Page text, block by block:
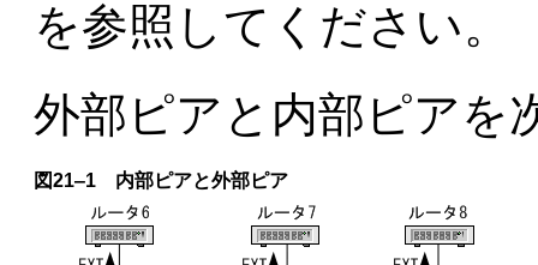
を参照してください。
外部ピアと内部ピアを
図21‒1 内部ピアと外部ピア